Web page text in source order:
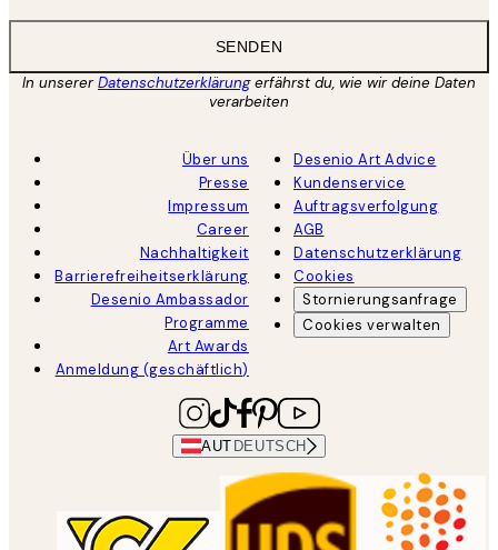
SENDEN
In unsererDatenschutzerklärungerfährst du, wie wir deine Daten
verarbeiten
Über uns
Presse
Impressum
Career
Nachhaltigkeit
Barrierefreiheitserklärung
Desenio Ambassador
Programme
Art Awards
Anmeldung (geschäftlich)
Desenio Art Advice
Kundenservice
Auftragsverfolgung
AGB
Datenschutzerklärung
Cookies
Stornierungsanfrage
Cookies verwalten
AUT DEUTSCH